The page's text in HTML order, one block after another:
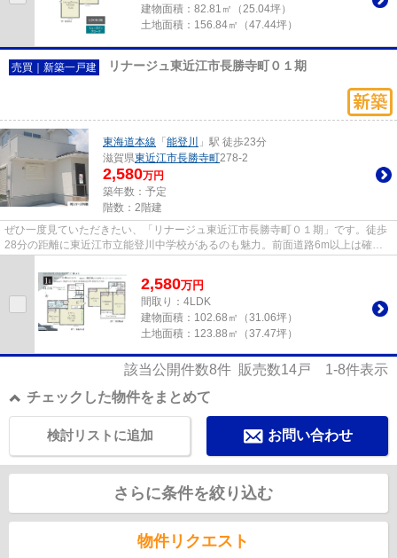
建物面積： 82.81㎡（25.04坪）
土地面積： 156.84㎡（47.44坪）
売買｜新築一戸建 リナージュ東近江市長勝寺町０１期
東海道本線 「 能登川
」駅 徒歩23分
滋賀県東近江市長勝寺町278-2
2,580万円
築年数：予定
階数：2階建
ぜひ一度見ていただきたい、「リナージュ東近江市長勝寺町０１期」です。徒歩
28分の距離に東近江市立能登川中学校があるのも魅力。前面道路6m以上は確保
2,580万円
間取り：4LDK
建物面積： 102.68㎡（31.06坪）
土地面積： 123.88㎡（37.47坪）
該当公開件数8件 販売数14戸 1-8件表示
チェックした物件をまとめて
お問い合わせ
検討リストに追加
さらに条件を絞り込む
物件リクエスト